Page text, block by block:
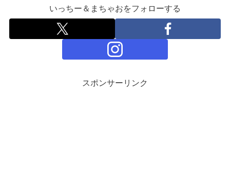
いっちー＆まちゃおをフォローする
スポンサーリンク